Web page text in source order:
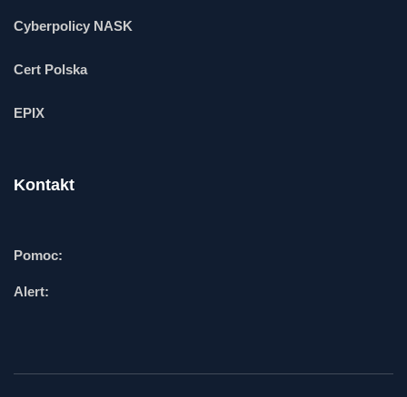
Cyberpolicy NASK
Cert Polska
EPIX
Kontakt
Pomoc:
Alert: